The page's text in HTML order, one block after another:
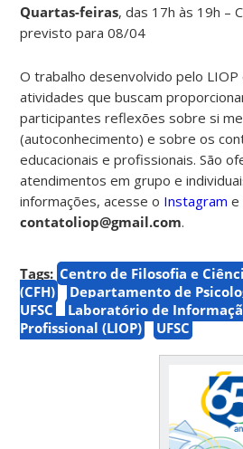
Quartas-feiras, das 17h às 19h –
previsto para 08/04
O trabalho desenvolvido pelo
atividades que buscam
participantes reflexões sobre si
(autoconhecimento) e sobre os
educacionais e profissionais. São
atendimentos em grupo e
informações, acesse o Instagrame
contatoliop@gmail.com.
Tags: Centro de Filosofia e
(CFH)
Departamento de
UFSC
Laboratório de
Profissional (LIOP)
UFSC